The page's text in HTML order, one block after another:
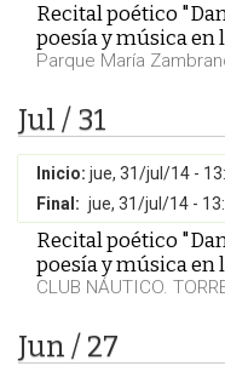
Recital poético
poesía y música en
Parque María
Jul / 31
Inicio: jue, 31/jul/14 -
Final: jue, 31/jul/14 -
Recital poético
poesía y música en
CLUB NÁUTICO.
Jun / 27